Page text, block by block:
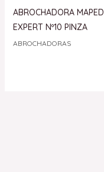
ABROCHADORA MAPED
EXPERT Nº10 PINZA
ABROCHADORAS